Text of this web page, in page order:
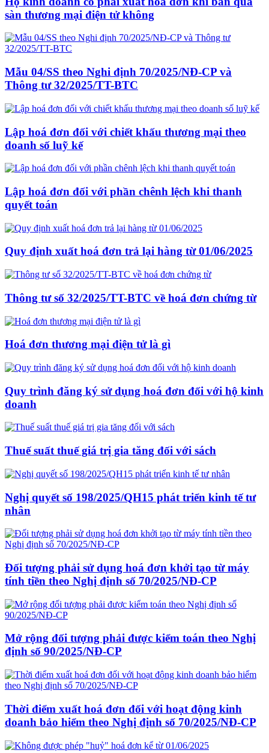
sàn thương mại điện tử không
Mẫu 04/SS theo Nghi định 70/2025/NĐ-CP và
Thông tư 32/2025/TT-BTC
Lập hoá đơn đối với chiết khấu thương mại theo
doanh số luỹ kế
Lập hoá đơn đối với phần chênh lệch khi thanh
quyết toán
Quy định xuất hoá đơn trả lại hàng từ 01/06/2025
Thông tư số 32/2025/TT-BTC về hoá đơn chứng từ
Hoá đơn thương mại điện tử là gì
Quy trình đăng ký sử dụng hoá đơn đối với hộ kinh
doanh
Thuế suất thuế giá trị gia tăng đối với sách
Nghị quyết số 198/2025/QH15 phát triển kinh tế tư
nhân
Đối tượng phải sử dụng hoá đơn khởi tạo từ máy
tính tiền theo Nghị định số 70/2025/NĐ-CP
Mở rộng đối tượng phải được kiểm toán theo Nghị
định số 90/2025/NĐ-CP
Thời điểm xuất hoá đơn đối với hoạt động kinh
doanh bảo hiểm theo Nghị định số 70/2025/NĐ-CP